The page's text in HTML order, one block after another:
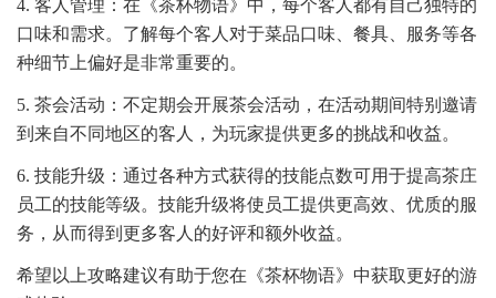
4. 客人管理：在《茶杯物语》中，每个客人都有自己独特的
口味和需求。了解每个客人对于菜品口味、餐具、服务等各
种细节上偏好是非常重要的。
5. 茶会活动：不定期会开展茶会活动，在活动期间特别邀请
到来自不同地区的客人，为玩家提供更多的挑战和收益。
6. 技能升级：通过各种方式获得的技能点数可用于提高茶庄
员工的技能等级。技能升级将使员工提供更高效、优质的服
务，从而得到更多客人的好评和额外收益。
希望以上攻略建议有助于您在《茶杯物语》中获取更好的游